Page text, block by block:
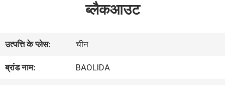
वीआर
शो
ब्लैकआउट
उत्पत्ति के प्लेस: चीन
ब्रांड नाम: BAOLIDA